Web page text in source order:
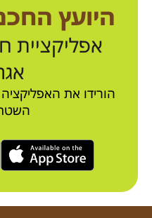
היועץ
אפליקציית
הורידו את